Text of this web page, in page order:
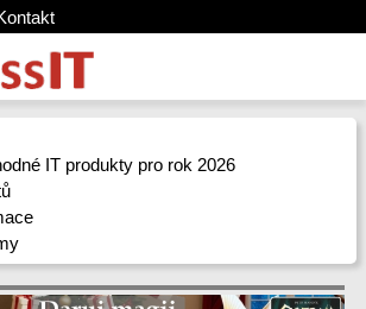
IT produkty pro rok 2026